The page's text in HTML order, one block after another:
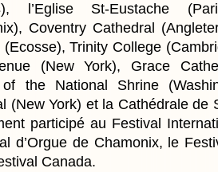
l’Eglise St-Eustache
Coventry Cathedral
(Ecosse), Trinity College
(New York), Grace
the National Shrine
(New York) et la Cathédrale de
participé au Festival
d’Orgue de Chamonix, le
Canada.